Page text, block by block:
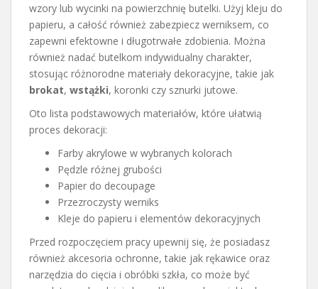
wzory lub wycinki na powierzchnię butelki. Użyj kleju do
papieru, a całość również zabezpiecz werniksem, co
zapewni efektowne i długotrwałe zdobienia. Można
również nadać butelkom indywidualny charakter,
stosując różnorodne materiały dekoracyjne, takie jak
brokat, wstążki, koronki czy sznurki jutowe.
Oto lista podstawowych materiałów, które ułatwią
proces dekoracji:
Farby akrylowe w wybranych kolorach
Pędzle różnej grubości
Papier do decoupage
Przezroczysty werniks
Kleje do papieru i elementów dekoracyjnych
Przed rozpoczęciem pracy upewnij się, że posiadasz
również akcesoria ochronne, takie jak rękawice oraz
narzędzia do cięcia i obróbki szkła, co może być